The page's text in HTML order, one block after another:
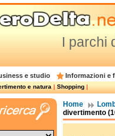
I parchi
e studio Informazioni e
e natura|Shopping|
Home
divertimento